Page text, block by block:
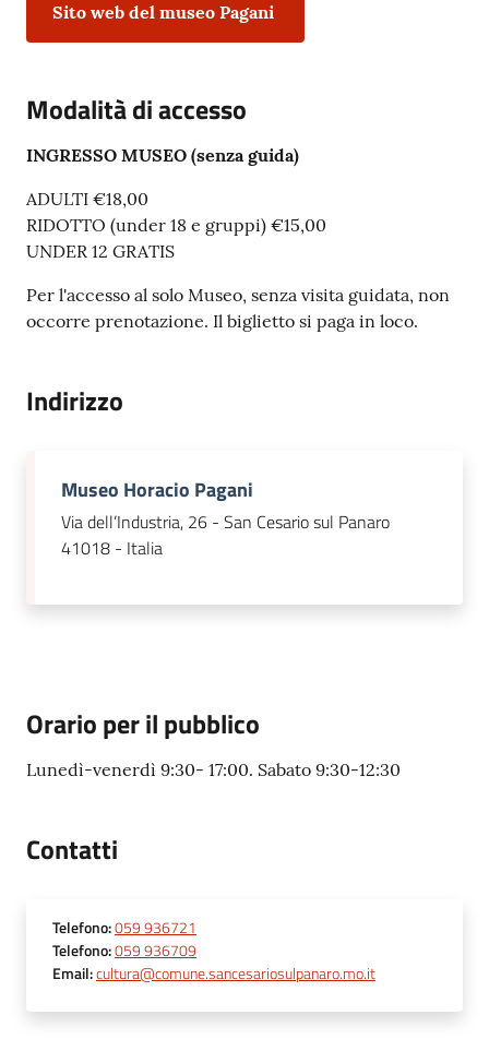
Sito web del museo Pagani
Modalità di accesso
INGRESSO MUSEO (senza guida)
ADULTI €18,00
RIDOTTO (under 18 e gruppi) €15,00
UNDER 12 GRATIS
Per l'accesso al solo Museo, senza visita guidata, non
occorre prenotazione. Il biglietto si paga in loco.
Indirizzo
Museo Horacio Pagani
Via dell’Industria, 26 - San Cesario sul Panaro
41018 - Italia
Orario per il pubblico
Lunedì-venerdì 9:30- 17:00. Sabato 9:30-12:30
Contatti
Telefono:059 936721
Telefono:059 936709
Email:cultura@comune.sancesariosulpanaro.mo.it